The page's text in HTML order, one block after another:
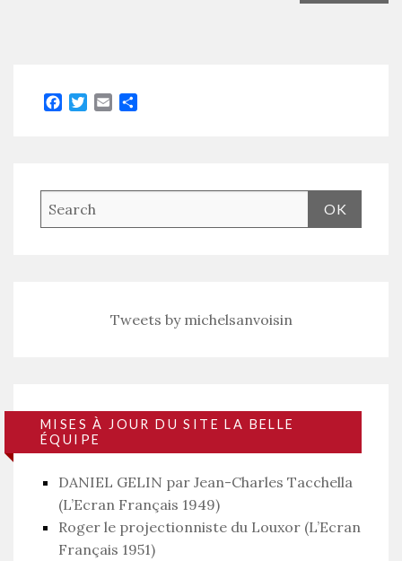
Facebook
TwitterEmail
Tweets by michelsanvoisin
MISES À JOUR DU SITE LA BELLE
ÉQUIPE
DANIEL GELIN par Jean-Charles Tacchella
(L’Ecran Français 1949)
Roger le projectionniste du Louxor (L’Ecran
Français 1951)